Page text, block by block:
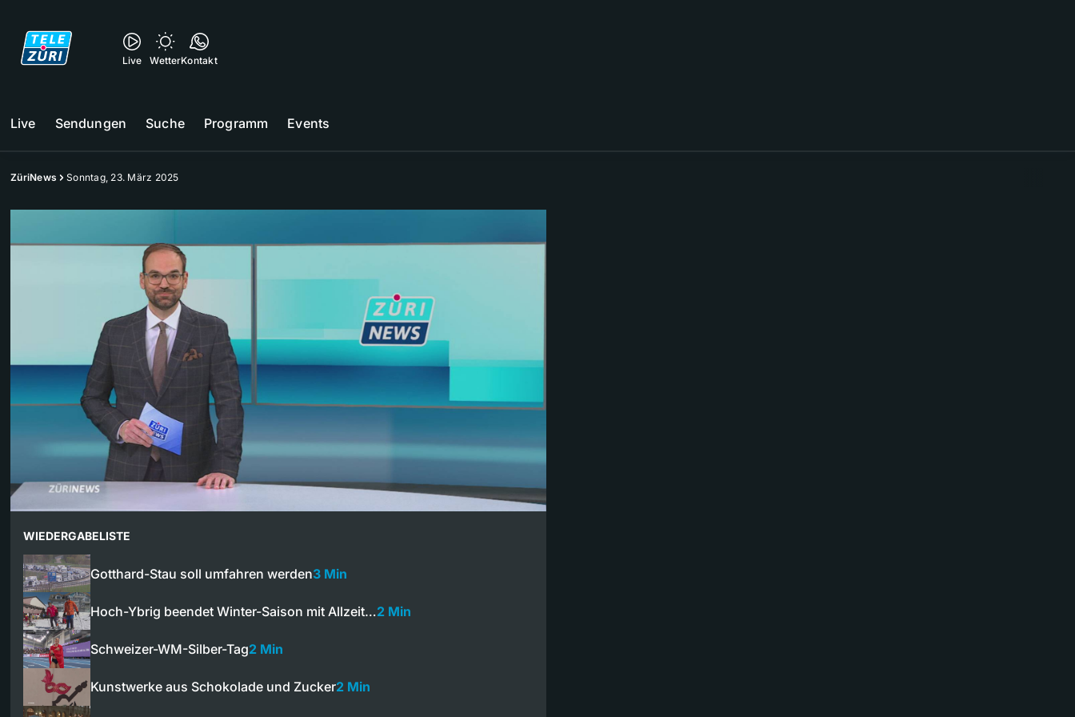
Live WetterKontakt
Live Sendungen Suche Programm Events
ZüriNews Sonntag, 23. März 2025
WIEDERGABELISTE
Gotthard-Stau soll umfahren werden3 Min
Hoch-Ybrig beendet Winter-Saison mit Allzeit…2 Min
Schweizer-WM-Silber-Tag2 Min
Kunstwerke aus Schokolade und Zucker2 Min